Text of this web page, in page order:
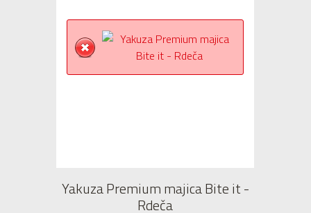
Yakuza Premium majica Bite it -
Rdeča